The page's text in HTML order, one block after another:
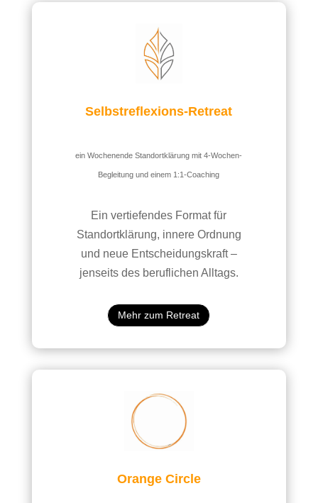
Selbstreflexions-Retreat
ein Wochenende Standortklärung mit 4-Wochen-
Begleitung und einem 1:1-Coaching
Ein vertiefendes Format für
Standortklärung, innere Ordnung
und neue Entscheidungskraft –
jenseits des beruflichen Alltags.
Mehr zum Retreat
Orange Circle